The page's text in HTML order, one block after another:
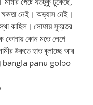
ক্ষমতা নেই। অভ্যাস নেই।
কাহিল। সোফায় সুব্রতর
কোনায় কোন মতে লেগে
উরুতে হাত বুলাচ্ছে আর
panu golpo